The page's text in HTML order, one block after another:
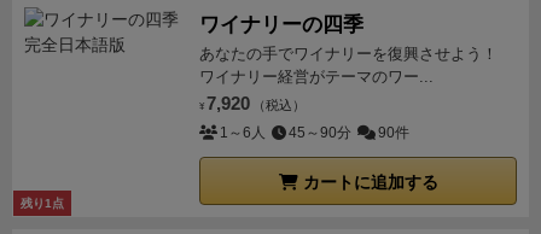
残り1点
ワイナリーの四季
あなたの手でワイナリーを復興させよう！
ワイナリー経営がテーマのワー...
¥ 7,920 （税込）
1～6人 45～90分 90件
カートに追加する